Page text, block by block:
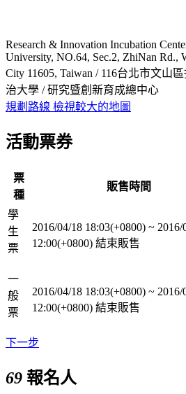
Research & Innovation Incubation
University, NO.64, Sec.2, ZhiNan Rd.,
City 11605, Taiwan / 116台北市文山
治大學 / 研究暨創新育成總中心
規劃路線 檢視較大的地圖
活動票券
票
種
販售時間
學
生
票
2016/04/18 18:03(+0800) ~ 2016/
12:00(+0800) 結束販售
一
般
票
2016/04/18 18:03(+0800) ~ 2016/
12:00(+0800) 結束販售
下一步
69 報名人